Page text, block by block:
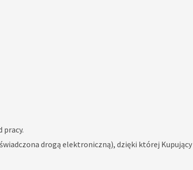
pracy.
drogą elektroniczną), dzięki której